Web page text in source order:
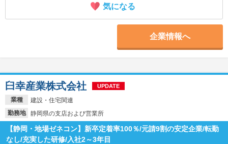
気になる
企業情報へ
業種
建設・住宅関連
勤務地
静岡県の支店および営業所
臼幸産業株式会社 UPDATE
【静岡・地場ゼネコン】新卒定着率100％/元請9割の安定企業/転勤
なし/充実した研修/入社2～3年目